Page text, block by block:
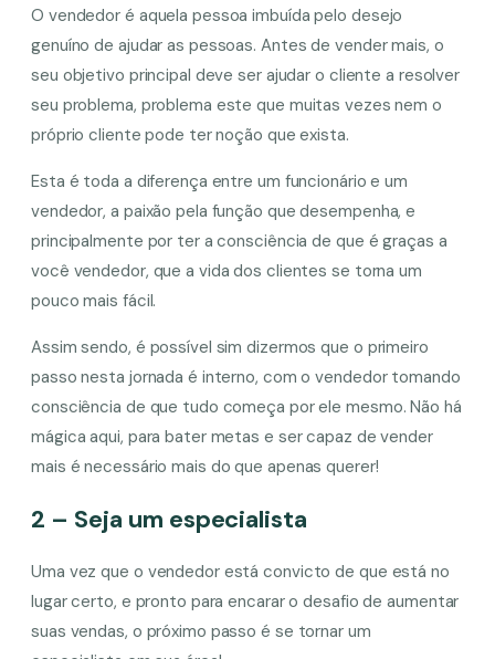
O vendedor é aquela pessoa imbuída pelo desejo
genuíno de ajudar as pessoas. Antes de vender mais, o
seu objetivo principal deve ser ajudar o cliente a resolver
seu problema, problema este que muitas vezes nem o
próprio cliente pode ter noção que exista.
Esta é toda a diferença entre um funcionário e um
vendedor, a paixão pela função que desempenha, e
principalmente por ter a consciência de que é graças a
você vendedor, que a vida dos clientes se torna um
pouco mais fácil.
Assim sendo, é possível sim dizermos que o primeiro
passo nesta jornada é interno, com o vendedor tomando
consciência de que tudo começa por ele mesmo. Não há
mágica aqui, para bater metas e ser capaz de vender
mais é necessário mais do que apenas querer!
2 – Seja um especialista
Uma vez que o vendedor está convicto de que está no
lugar certo, e pronto para encarar o desafio de aumentar
suas vendas, o próximo passo é se tornar um